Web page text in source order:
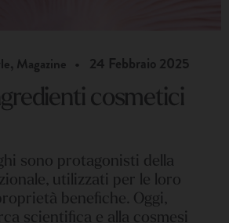
, Magazine • 24 Febbraio 2025
cosmetici
sono protagonisti della
utilizzati per le loro
benefiche. Oggi,
scientifica e alla cosmesi